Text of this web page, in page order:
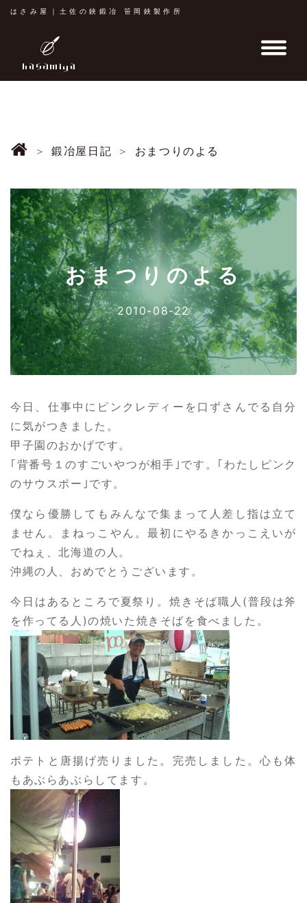
はさみ屋｜土佐の鋏鍛冶 笹岡鋏製作所
鍛冶屋日記 おまつりのよる
おまつりのよる
2010-08-22
今日、仕事中にピンクレディーを口ずさんでる自分
に気がつきました。
甲子園のおかげです。
｢背番号１のすごいやつが相手｣です。｢わたしピンク
のサウスポー｣です。
僕なら優勝してもみんなで集まって人差し指は立て
ません。まねっこやん。最初にやるきかっこえいが
でねぇ、北海道の人。
沖縄の人、おめでとうございます。
今日はあるところで夏祭り。焼きそば職人(普段は斧
を作ってる人)の焼いた焼きそばを食べました。
ポテトと唐揚げ売りました。完売しました。心も体
もあぶらあぶらしてます。